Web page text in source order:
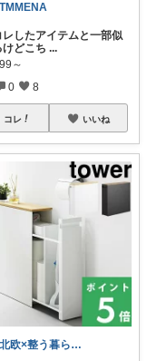
TMMENA
レしたアイテムと一部似
どこち ...
～
0 8
コレ いいね
北欧×整う暮らし｜ハル